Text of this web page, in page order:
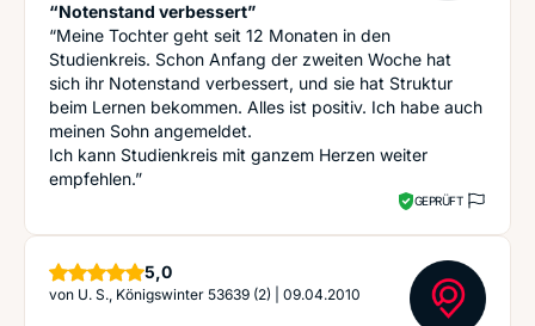
“Notenstand verbessert”
“Meine Tochter geht seit 12 Monaten in den
Studienkreis. Schon Anfang der zweiten Woche hat
sich ihr Notenstand verbessert, und sie hat Struktur
beim Lernen bekommen. Alles ist positiv. Ich habe auch
meinen Sohn angemeldet.
Ich kann Studienkreis mit ganzem Herzen weiter
empfehlen.”
GEPRÜFT
5,0Sterne
von U. S., Königswinter 53639 (2) 09.04.2010